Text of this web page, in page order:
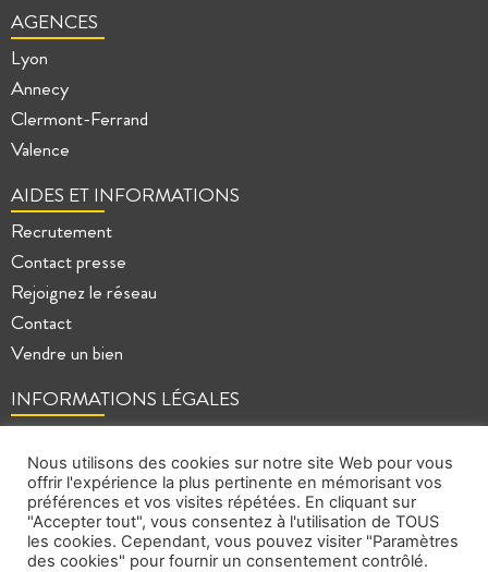
AGENCES
Lyon
Annecy
Clermont-Ferrand
Valence
AIDES ET INFORMATIONS
Recrutement
Contact presse
Rejoignez le réseau
Contact
Vendre un bien
INFORMATIONS LÉGALES
Mentions légales
Politique de confidentialité
Plan du site
Nous utilisons des cookies sur notre site Web pour vous
offrir l'expérience la plus pertinente en mémorisant vos
préférences et vos visites répétées. En cliquant sur
"Accepter tout", vous consentez à l'utilisation de TOUS
les cookies. Cependant, vous pouvez visiter "Paramètres
des cookies" pour fournir un consentement contrôlé.